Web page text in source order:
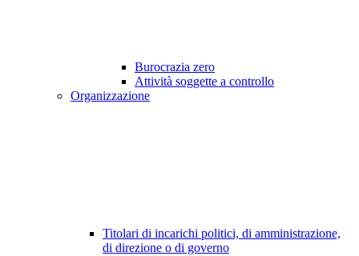
Burocrazia zero
Attività soggette a controllo
Organizzazione
Titolari di incarichi politici, di amministrazione,
di direzione o di governo